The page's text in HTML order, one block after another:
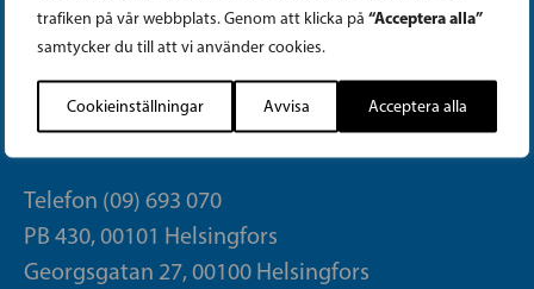
trafiken på vår webbplats. Genom att klicka på “Acceptera alla”
samtycker du till att vi använder cookies.
Cookieinställningar Avvisa Acceptera alla
Tiktok
PARTIKANSLIET
Telefon (09) 693 070
PB 430, 00101 Helsingfors
Georgsgatan 27, 00100 Helsingfors